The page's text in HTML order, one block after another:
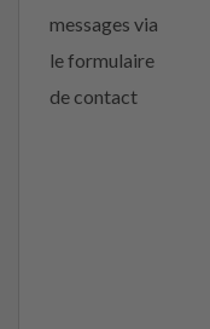
messages via
le formulaire
de contact